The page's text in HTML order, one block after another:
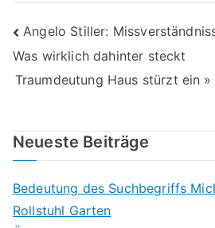
Angelo Stiller:
Was wirklich dahinter steckt
Traumdeutung Haus stürzt ein
Neueste Beiträge
Bedeutung des Suchbegriffs
Rollstuhl Garten